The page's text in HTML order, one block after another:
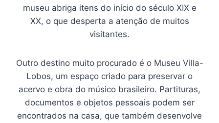
museu abriga itens do início do século XIX e
XX, o que desperta a atenção de muitos
visitantes.
Outro destino muito procurado é o Museu Villa-
Lobos, um espaço criado para preservar o
acervo e obra do músico brasileiro. Partituras,
documentos e objetos pessoais podem ser
encontrados na casa, que também desenvolve